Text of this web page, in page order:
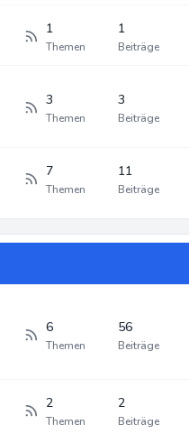
1
Themen
1
Beiträge
3
Themen
3
Beiträge
7
Themen
11
Beiträge
6
Themen
56
Beiträge
2
Themen
2
Beiträge